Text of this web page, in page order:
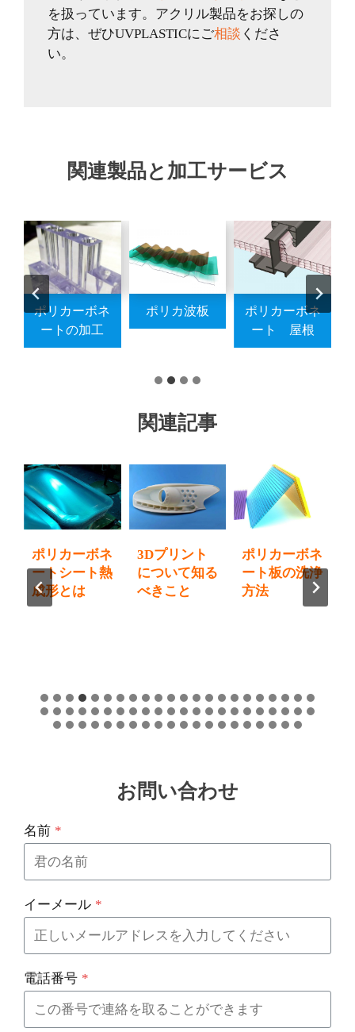
を扱っています。アクリル製品をお探しの
方は、ぜひUVPLASTICにご相談 くださ
い。
関連製品と加工サービス
ポリカーボネ
ートの加工
ポリカ波板
ポリカーボネ
ート 屋根
関連記事
ポリカーボネ
ートシート熱
成形とは
3Dプリント
について知る
べきこと
ポリカーボネ
ート板の洗浄
方法
お問い合わせ
名前 *
イーメール *
電話番号 *